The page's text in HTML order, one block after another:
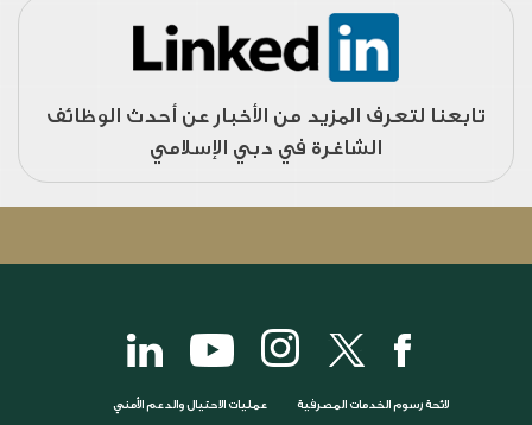
تابعنا لتعرف المزيد من الأخبار عن أحدث الوظائف
الشاغرة في دبي الإسلامي
لائحة رسوم الخدمات المصرفية عمليات الاحتيال والدعم الأمني